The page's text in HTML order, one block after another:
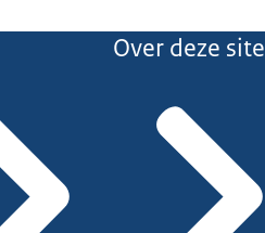
Over deze site